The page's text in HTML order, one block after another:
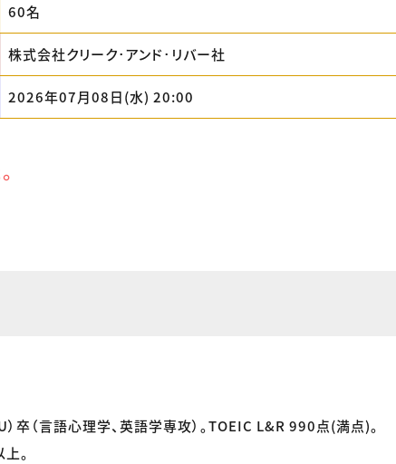
60名
株式会社クリーク･アンド･リバー社
2026年07月08日(水) 20:00
卒（言語心理学、英語学専攻）。TOEIC L&R 990点(満点)。
。